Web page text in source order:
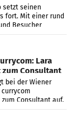
setzt seinen
fort. Mit einer rund
Besucher
im ersten Halbjahr
Lara
Consultant
bei der Wiener
Consultant auf.
Kundinnen